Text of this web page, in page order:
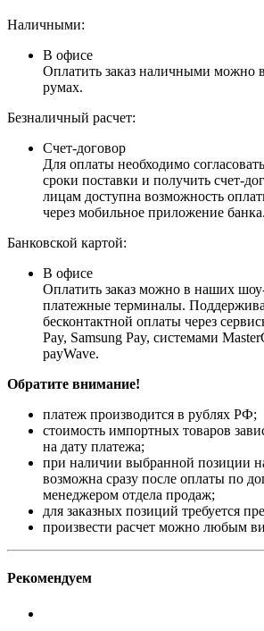
Наличными:
В офисе
Оплатить заказ наличными можно
румах.
Безналичный расчет:
Счет-договор
Для оплаты необходимо
сроки поставки и получить счет-
лицам доступна возможность
через мобильное приложение банка.
Банковской картой:
В офисе
Оплатить заказ можно в наших
платежные терминалы.
бесконтактной оплаты через
Pay, Samsung Pay, системами
payWave.
Обратите внимание!
платеж производится в рублях РФ;
стоимость импортных товаров
на дату платежа;
при наличии выбранной позиции
возможна сразу после оплаты по
менеджером отдела продаж;
для заказных позиций требуется
произвести расчет можно любым
Рекомендуем